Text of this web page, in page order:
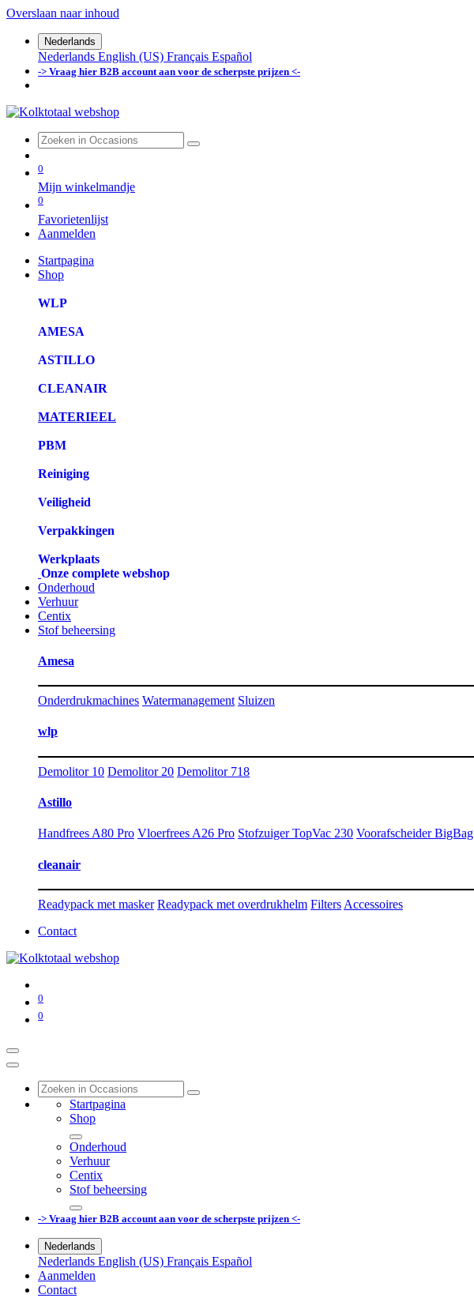
Overslaan naar inhoud
Nederlands
Nederlands English (US) Français Español
-> Vraag hier B2B account aan voor de scherpste prijzen <-
0
Mijn winkelmandje
0
Favorietenlijst
Aanmelden
Startpagina
Shop
WLP
AMESA
ASTILLO
CLEANAIR
MATERIEEL
PBM
Reiniging
Veiligheid
Verpakkingen
Werkplaats
Onze complete webshop
Onderhoud
Verhuur
Centix
Stof beheersing
Amesa
Onderdrukmachines Watermanagement Sluizen
wlp
Demolitor 10 Demolitor 20 Demolitor 718
Astillo
Handfrees A80 Pro Vloerfrees A26 Pro Stofzuiger TopVac 230 Voorafscheider BigBag
cleanair
Readypack met masker Readypack met overdrukhelm Filters Accessoires
Contact
0
0
Startpagina
Shop
Onderhoud
Verhuur
Centix
Stof beheersing
-> Vraag hier B2B account aan voor de scherpste prijzen <-
Nederlands
Nederlands English (US) Français Español
Aanmelden
Contact